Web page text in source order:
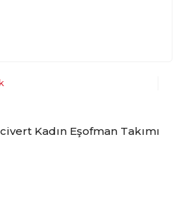
Kadın Eşofman Takımı